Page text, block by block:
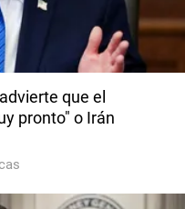
que el
pronto" o Irán